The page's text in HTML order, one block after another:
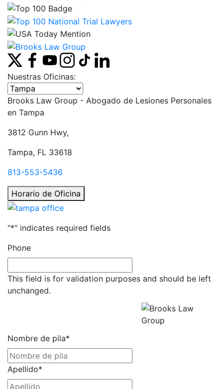
Nuestras Oficinas:
Seleccione una oficina
Brooks Law Group - Abogado de Lesiones Personales
en Tampa
3812 Gunn Hwy,
Tampa, FL 33618
813-553-5436
Horario de Oficina
"*" indicates required fields
Phone
This field is for validation purposes and should be left
unchanged.
Nombre de pila*
Apellido*